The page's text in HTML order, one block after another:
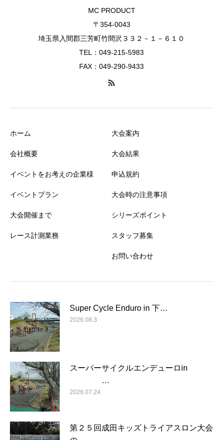
MC PRODUCT
〒354-0043
埼玉県入間郡三芳町竹間沢３３２－１－６１０
TEL：049-215-5983
FAX：049-290-9433
ホーム
会社概要
イベントをお考えの企業様
イベントプラン
大会開催まで
レース計測業務
大会案内
大会結果
申込規約
大会時の注意事項
シリーズポイント
スタッフ募集
お問い合わせ
Super Cycle Enduro in 下…
2026.08.3
スーパーサイクルエンデューロin
…
2026.07.24
第２５回成田キッズトライアスロン大会